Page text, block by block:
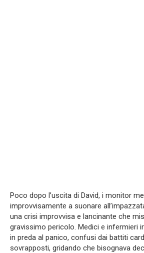
Poco dopo l’uscita di David, i monitor
improvvisamente a suonare
una crisi improvvisa e lancinante che
gravissimo pericolo. Medici e infermieri
in preda al panico, confusi dai battiti
sovrapposti, gridando che bisognava